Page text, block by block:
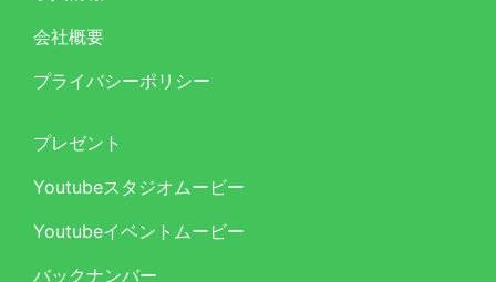
会社概要
プライバシーポリシー
プレゼント
Youtubeスタジオムービー
Youtubeイベントムービー
バックナンバー